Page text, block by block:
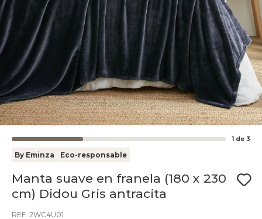
1 de 3
By Eminza Eco-responsable
Manta suave en franela (180 x 230
cm) Didou Gris antracita
REF. 2WC4U01